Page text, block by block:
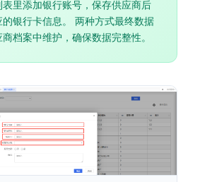
里添加银行账号，保存供应商后
银行卡信息。 两种方式最终数据
档案中维护，确保数据完整性。